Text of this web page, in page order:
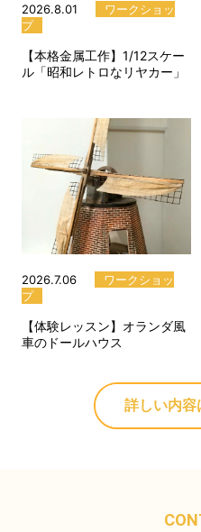
2026.8.01
ワークショッ
プ
【本格金属工作】1/12スケー
ル「昭和レトロなリヤカー」
2026.7.06
ワークショッ
プ
【体験レッスン】オランダ風
車のドールハウス
詳しい内容